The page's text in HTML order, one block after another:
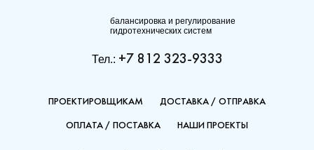
балансировка и регулирование
гидротехнических систем
Тел.: +7 812 323-9333
ПРОЕКТИРОВЩИКАМ ДОСТАВКА / ОТПРАВКА
ОПЛАТА / ПОСТАВКА НАШИ ПРОЕКТЫ